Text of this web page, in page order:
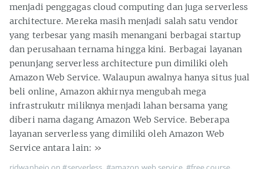
menjadi penggagas cloud computing dan juga serverless
architecture. Mereka masih menjadi salah satu vendor
yang terbesar yang masih menangani berbagai startup
dan perusahaan ternama hingga kini. Berbagai layanan
penunjang serverless architecture pun dimiliki oleh
Amazon Web Service. Walaupun awalnya hanya situs jual
beli online, Amazon akhirnya mengubah mega
infrastrukutr miliknya menjadi lahan bersama yang
diberi nama dagang Amazon Web Service. Beberapa
layanan serverless yang dimiliki oleh Amazon Web
Service antara lain: »